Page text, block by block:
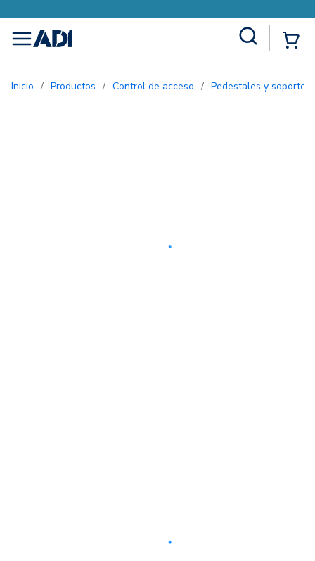
menu
Inicio / Productos / Control de acceso / Pedestales y soportes